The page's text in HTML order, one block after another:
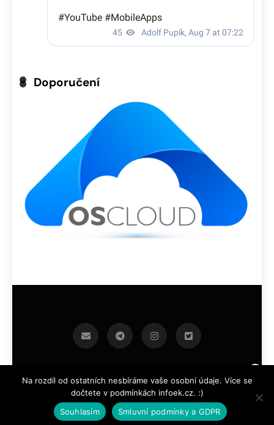
Doporučení
infoek.cz 2026.Developed By BlazeThemes .
Na rozdíl od ostatních nesbíráme vaše osobní údaje. Více se
dočtete v podmínkách infoek.cz. :)
Souhlasím
Smluvní podmínky a GDPR